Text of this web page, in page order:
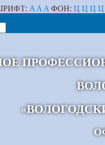
A A A ФОН: Ц Ц Ц Ц